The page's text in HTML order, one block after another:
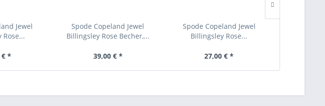
Jewel
Rose...
€ *
Spode Copeland Jewel
Billingsley Rose Becher,...
39,00 € *
Spode Copeland Jewel
Billingsley Rose...
27,00 € *